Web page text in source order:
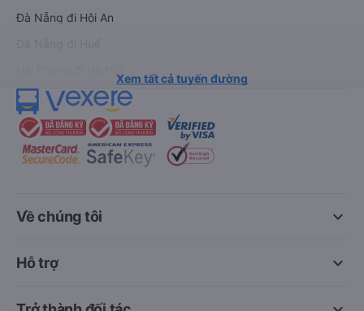
Đà Nẵng đi Hội An
Xem tất cả tuyến đường
keyboard_arrow_down
Về chúng tôi
keyboard_arrow_down
Hỗ trợ